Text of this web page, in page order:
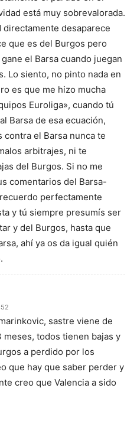
está muy sobrevalorada.
directamente desaparece
que es del Burgos pero
el Barsa cuando juegan
Lo siento, no pinto nada en
es que me hizo mucha
Euroliga», cuando tú
Barsa de esa ecuación,
contra el Barsa nunca te
arbitrajes, ni te
del Burgos. Si no me
comentarios del Barsa-
perfectamente
y tú siempre presumís ser
y del Burgos, hasta que
ahí ya os da igual quién
sastre viene de
meses, todos tienen bajas y
a perdido por los
que hay que saber perder y
creo que Valencia a sido